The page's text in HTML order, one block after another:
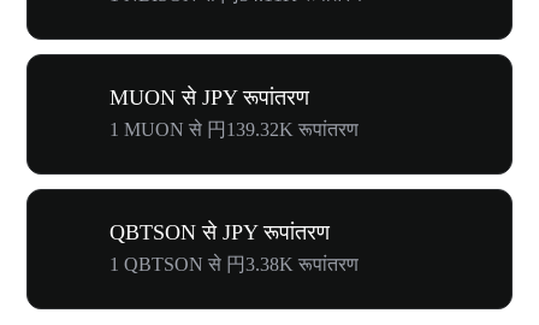
MUON से JPY रूपांतरण
1 MUON से 円139.32K रूपांतरण
QBTSON से JPY रूपांतरण
1 QBTSON से 円3.38K रूपांतरण